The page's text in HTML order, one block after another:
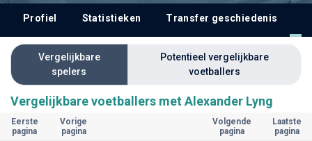
Profiel Statistieken Transfer geschiedenis
Vergelijkbare
spelers
Potentieel vergelijkbare
voetballers
Vergelijkbare voetballers met Alexander Lyng
Eerste
pagina
Vorige
pagina
Volgende
pagina
Laatste
pagina